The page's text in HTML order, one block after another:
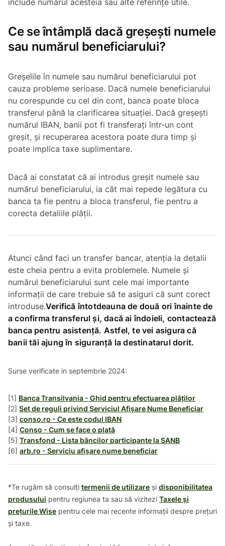
include numărul acesteia sau alte referințe utile.
Ce se întâmplă dacă greșești numele
sau numărul beneficiarului?
Greșelile în numele sau numărul beneficiarului pot
cauza probleme serioase. Dacă numele beneficiarului
nu corespunde cu cel din cont, banca poate bloca
transferul până la clarificarea situației. Dacă greșești
numărul IBAN, banii pot fi transferați într-un cont
greșit, și recuperarea acestora poate dura timp și
poate implica taxe suplimentare.
Dacă ai constatat că ai introdus greșit numele sau
numărul beneficiarului, ia cât mai repede legătura cu
banca ta fie pentru a bloca transferul, fie pentru a
corecta detaliile plății.
Atunci când faci un transfer bancar, atenția la detalii
este cheia pentru a evita problemele. Numele și
numărul beneficiarului sunt cele mai importante
informații de care trebuie să te asiguri că sunt corect
introduse.Verifică întotdeauna de două ori înainte de
a confirma transferul și, dacă ai îndoieli, contactează
banca pentru asistență. Astfel, te vei asigura că
banii tăi ajung în siguranță la destinatarul dorit.
Surse verificate in septembrie 2024:
[1] Banca Transilvania - Ghid pentru efectuarea plăților
[2] Set de reguli privind Serviciul Afișare Nume Beneficiar
[3] conso.ro - Ce este codul IBAN
[4] Conso - Cum se face o plată
[5] Transfond - Lista băncilor participante la SANB
[6] arb.ro - Serviciu afișare nume beneficiar
*Te rugăm să consulți termenii de utilizare și disponibilitatea
produsului pentru regiunea ta sau să vizitezi Taxele și
prețurile Wise pentru cele mai recente informații despre prețuri
și taxe.